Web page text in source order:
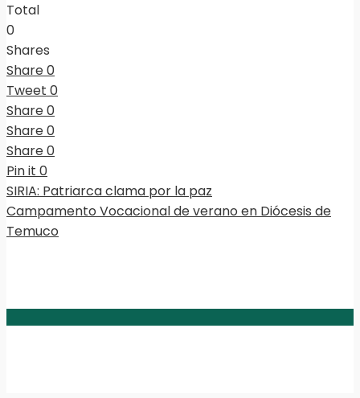
Total
0
Shares
Share0
Tweet 0
Share0
Share0
Share0
Pin it 0
SIRIA: Patriarca clama por la paz
Campamento Vocacional de verano en Diócesis de
Temuco